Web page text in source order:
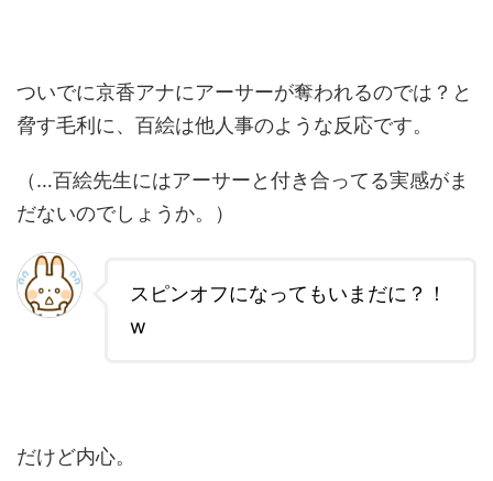
ついでに京香アナにアーサーが奪われるのでは？と
脅す毛利に、百絵は他人事のような反応です。
（…百絵先生にはアーサーと付き合ってる実感がま
だないのでしょうか。）
スピンオフになってもいまだに？！
w
だけど内心。